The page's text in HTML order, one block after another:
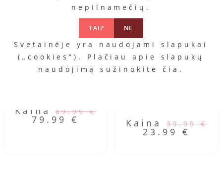
nepilnamečių.
TAIP NE
Svetainėje yra naudojami slapukai
(„cookies”). Plačiau apie slapukų
naudojimą sužinokitečia .
PANAŠŪS PRODUKTAI
Kaina89.99€
79.99 € Kaina39.99€
23.99 €